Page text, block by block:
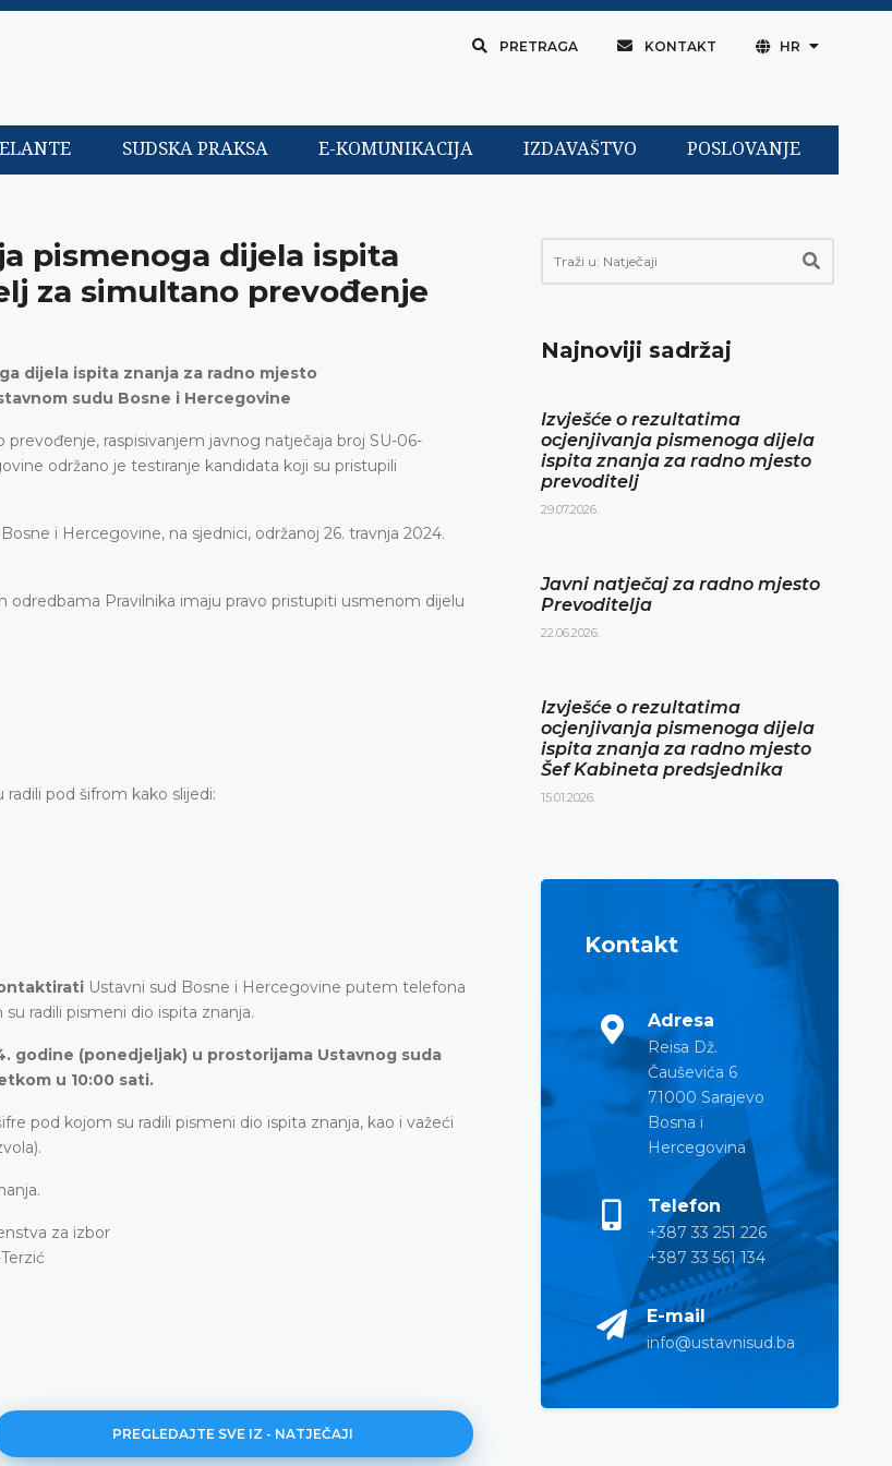
PRETRAGA KONTAKT HR
SUDSKA PRAKSA E-KOMUNIKACIJA IZDAVAŠTVO POSLOVANJE
pismenoga dijela ispita
za simultano prevođenje
dijela ispita znanja za radno mjesto
sudu Bosne i Hercegovine
raspisivanjem javnog natječaja broj SU-06-
održano je testiranje kandidata koji su pristupili
i Hercegovine, na sjednici, održanoj 26. travnja 2024.
odredbama Pravilnika imaju pravo pristupiti usmenom dijelu
pod šifrom kako slijedi:
Ustavni sud Bosne i Hercegovine putem telefona
radili pismeni dio ispita znanja.
godine (ponedjeljak) u prostorijama Ustavnog suda
u 10:00 sati.
pod kojom su radili pismeni dio ispita znanja, kao i važeći
za izbor
PREGLEDAJTE SVE IZ - NATJEČAJI
Najnoviji sadržaj
Izvješće o rezultatima
ocjenjivanja pismenoga dijela
ispita znanja za radno mjesto
prevoditelj
29.07.2026.
Javni natječaj za radno mjesto
Prevoditelja
22.06.2026.
Izvješće o rezultatima
ocjenjivanja pismenoga dijela
ispita znanja za radno mjesto
Šef Kabineta predsjednika
15.01.2026.
Kontakt
Adresa
Reisa Dž.
Čauševića 6
71000 Sarajevo
Bosna i
Hercegovina
Telefon
+387 33 251 226
+387 33 561 134
E-mail
info@ustavnisud.ba